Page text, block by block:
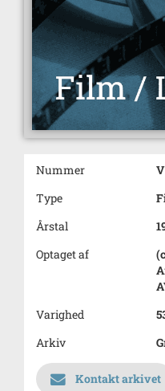
Nummer
Type
Årstal
Optaget af
Varighed
Arkiv
Kontakt arkivet